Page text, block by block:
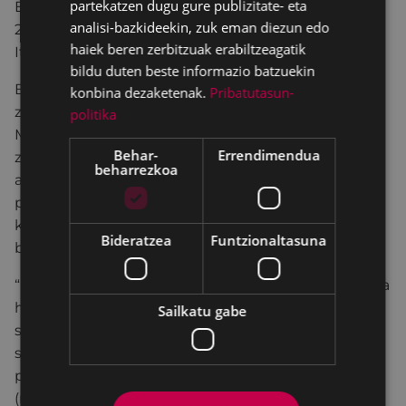
Erakusketa hura Armagintza Museoan egin zen
2016an, Donostia Europako Kultur Hiriburuko Bake
Ituna proiektuaren barruan.
Bertan parte hartu zuen Ibon Aranberri artistak,
zeinak programaren argudioari Eibarko Armagintza
Museoan kokatutako ikerketa batekin erantzun
zion "Makina eskua da" izeneko erakusketan, non
armagin ofizioa ikastearekin lotutako bilduma
partikularretatik, eskoletatik eta gordetako
kaxoietatik ateratako materialak eta ariketak
birsortu zituen.
“Intentional Elements” seriearen edizioa erakusketa
harekin batera eta haren ildotik egin zen.
serie desberdinetan taldekatu ziren, haien
sortzaileek multzo bakoitzarekin zuten lotura
pertsonalaren arabera
(memoria/afektua/sentimendua).
Irudien artean,
partekatzen dugu gure publizitate- eta
analisi-bazkideekin, zuk eman diezun edo
haiek beren zerbitzuak erabiltzeagatik
bildu duten beste informazio batzuekin
konbina dezaketenak. Pribatutasun-
politika
Behar-
beharrezkoa
Errendimendua
Bideratzea Funtzionaltasuna
Sailkatu gabe